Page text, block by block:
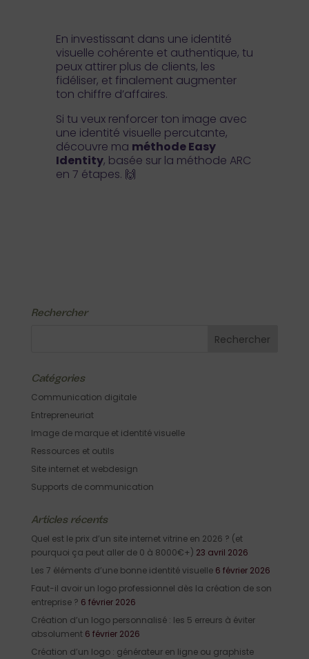
En investissant dans une identité
visuelle cohérente et authentique, tu
peux attirer plus de clients, les
fidéliser, et finalement augmenter
ton chiffre d’affaires.
Si tu veux renforcer ton image avec
une identité visuelle percutante,
découvre ma méthode Easy
Identity, basée sur la méthode ARC
en 7 étapes. 🙌
Rechercher
Catégories
Communication digitale
Entrepreneuriat
Image de marque et identité visuelle
Ressources et outils
Site internet et webdesign
Supports de communication
Articles récents
Quel est le prix d’un site internet vitrine en 2026 ? (et
pourquoi ça peut aller de 0 à 8000€+) 23 avril 2026
Les 7 éléments d’une bonne identité visuelle 6 février 2026
Faut-il avoir un logo professionnel dès la création de son
entreprise ? 6 février 2026
Création d’un logo personnalisé : les 5 erreurs à éviter
absolument 6 février 2026
Création d’un logo : générateur en ligne ou graphiste